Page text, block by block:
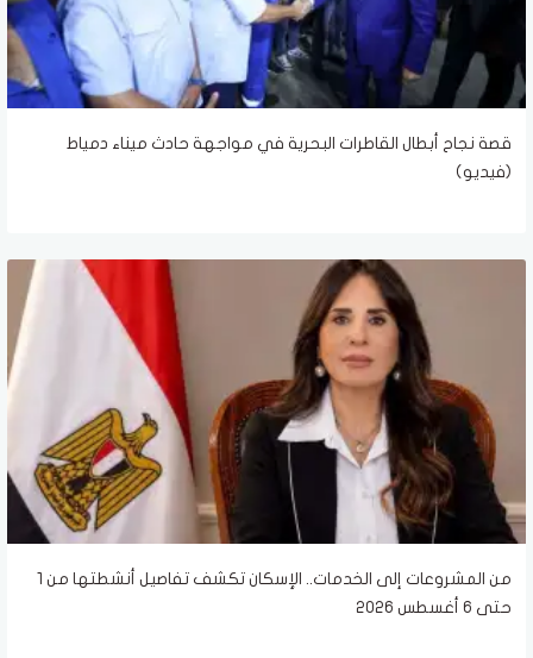
قصة نجاح أبطال القاطرات البحرية في مواجهة حادث ميناء دمياط
(فيديو)
من المشروعات إلى الخدمات.. الإسكان تكشف تفاصيل أنشطتها من 1
حتى 6 أغسطس 2026